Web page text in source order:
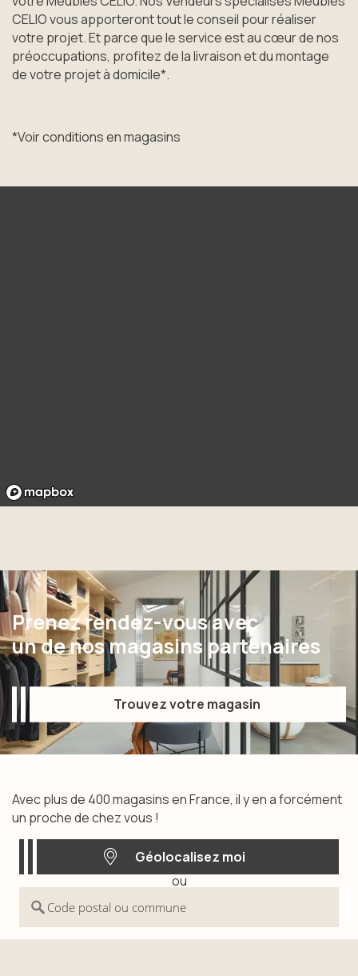
CELIO vous apporteront tout le conseil pour réaliser
votre projet. Et parce que le service est au cœur de nos
préoccupations, profitez de la livraison et du montage
de votre projet à domicile*.
*Voir conditions en magasins
Prenez rendez-vous avec
un de nos magasins partenaires
Trouvez votre magasin
Trouvez votre magasin
Avec plus de 400 magasins en France, il y en a forcément
un proche de chez vous !
Géolocalisez moi
Géolocalisez moi
ou
Code postal ou commune